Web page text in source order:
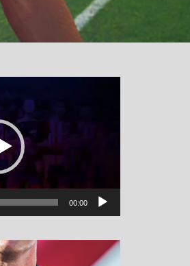
00:00